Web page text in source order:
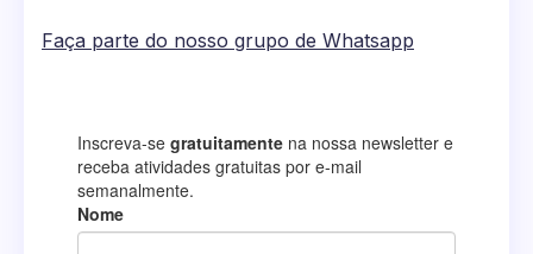
Faça parte do nosso grupo de Whatsapp